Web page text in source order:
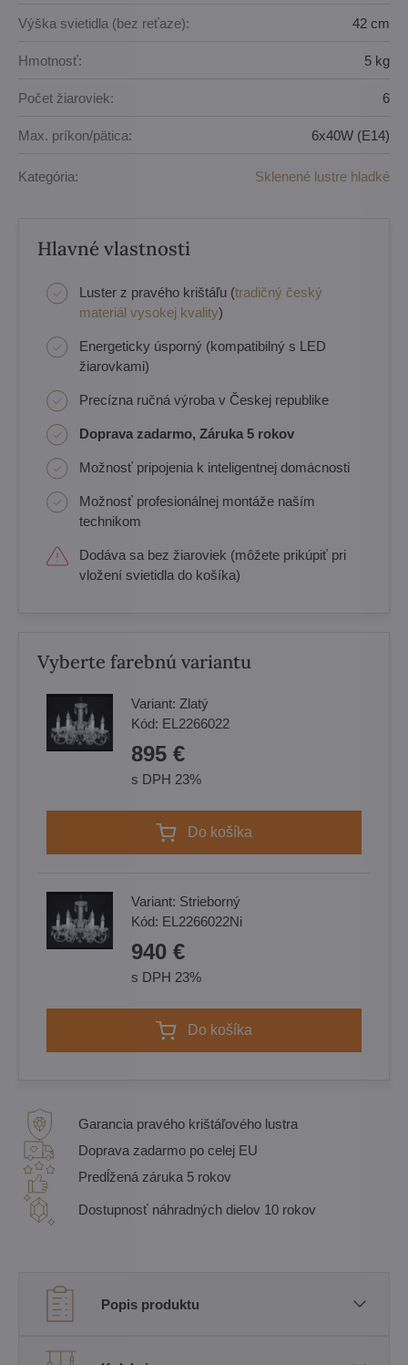
Výška svietidla (bez reťaze): 42 cm
Hmotnosť: 5 kg
Počet žiaroviek: 6
Max. príkon/pätica: 6x40W (E14)
Kategória: Sklenené lustre hladké
Hlavné vlastnosti
Luster z pravého krištáľu (tradičný český
materiál vysokej kvality)
Energeticky úsporný (kompatibilný s LED
žiarovkami)
Precízna ručná výroba v Českej republike
Doprava zadarmo, Záruka 5 rokov
Možnosť pripojenia k inteligentnej domácnosti
Možnosť profesionálnej montáže naším
technikom
Dodáva sa bez žiaroviek (môžete prikúpiť pri
vložení svietidla do košíka)
Vyberte farebnú variantu
Variant: Zlatý
Kód: EL2266022
895 €
s DPH 23%
Do košíka
Variant: Strieborný
Kód: EL2266022Ni
940 €
s DPH 23%
Do košíka
Garancia pravého krištáľového lustra
Doprava zadarmo po celej EU
Predĺžená záruka 5 rokov
Dostupnosť náhradných dielov 10 rokov
Popis produktu